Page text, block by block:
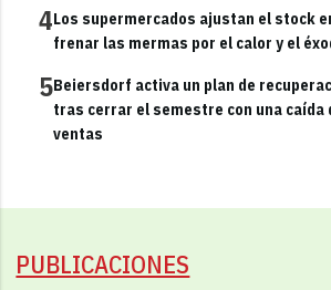
4Los supermercados ajustan el stock
frenar las mermas por el calor y el
5Beiersdorf activa un plan de
tras cerrar el semestre con una caída
ventas
PUBLICACIONES